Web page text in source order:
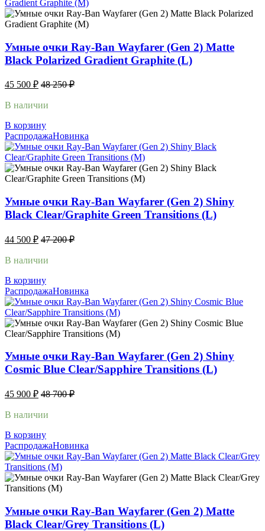
Умные очки Ray-Ban Wayfarer (Gen 2) Matte
Black Polarized Gradient Graphite (L)
45 500 ₽ 48 250₽
В наличии
В корзину
РаспродажаНовинка
Умные очки Ray-Ban Wayfarer (Gen 2) Shiny
Black Clear/Graphite Green Transitions (L)
44 500 ₽ 47 200₽
В наличии
В корзину
РаспродажаНовинка
Умные очки Ray-Ban Wayfarer (Gen 2) Shiny
Cosmic Blue Clear/Sapphire Transitions (L)
45 900 ₽ 48 700₽
В наличии
В корзину
РаспродажаНовинка
Умные очки Ray-Ban Wayfarer (Gen 2) Matte
Black Clear/Grey Transitions (L)